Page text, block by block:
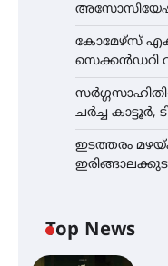
കോമേഴ്സ്
സെക്കൻഡറി
ചർച്ച
ഇടത്തരം
Top News